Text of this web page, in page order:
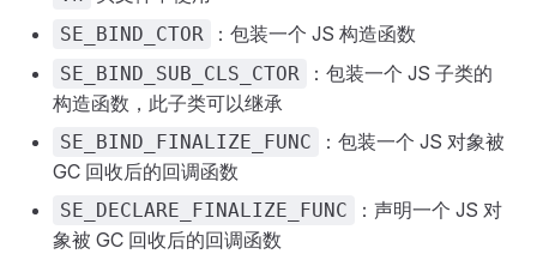
SE_BIND_CTOR ：包装一个 JS 构造函数
SE_BIND_SUB_CLS_CTOR
：包装一个 JS 子类的
构造函数，此子类可以继承
SE_BIND_FINALIZE_FUNC
：包装一个 JS 对象被
GC 回收后的回调函数
SE_DECLARE_FINALIZE_FUNC
：声明一个 JS 对
象被 GC 回收后的回调函数